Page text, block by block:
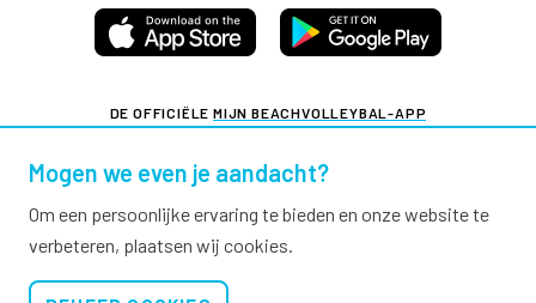
DE OFFICIËLE MIJN BEACHVOLLEYBAL-APP
Mogen we even je aandacht?
Om een persoonlijke ervaring te bieden en onze website te
verbeteren, plaatsen wij cookies.